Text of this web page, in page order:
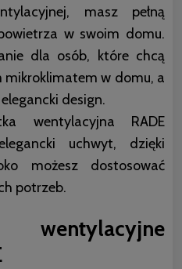
masz pełną
w swoim domu.
dla osób, które chcą
mikroklimatem w domu, a
design.
wentylacyjna RADE
uchwyt, dzięki
możesz dostosować
potrzeb.
wentylacyjne